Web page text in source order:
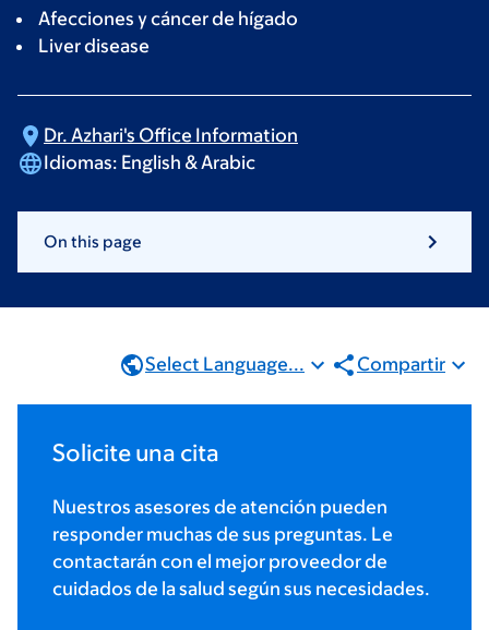
Afecciones y cáncer de hígado
Liver disease
Dr. Azhari's Office Information
Idiomas: English & Arabic
On this page
Select Language... Compartir
Solicite una cita
Nuestros asesores de atención pueden
responder muchas de sus preguntas. Le
contactarán con el mejor proveedor de
cuidados de la salud según sus necesidades.